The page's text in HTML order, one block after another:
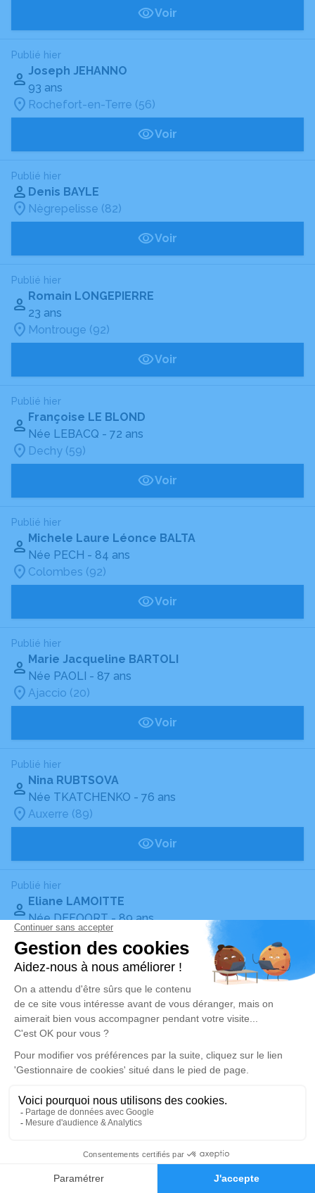
Voir
Publié hier
Joseph JEHANNO
93 ans
Rochefort-en-Terre (56)
Voir
Publié hier
Denis BAYLE
Nègrepelisse (82)
Voir
Publié hier
Romain LONGEPIERRE
23 ans
Montrouge (92)
Voir
Publié hier
Françoise LE BLOND
Née LEBACQ - 72 ans
Dechy (59)
Voir
Publié hier
Michele Laure Léonce BALTA
Née PECH - 84 ans
Colombes (92)
Voir
Publié hier
Marie Jacqueline BARTOLI
Née PAOLI - 87 ans
Ajaccio (20)
Voir
Publié hier
Nina RUBTSOVA
Née TKATCHENKO - 76 ans
Auxerre (89)
Voir
Publié hier
Eliane LAMOITTE
Née DEFOORT - 89 ans
Armentières (59)
Voir
Publié hier
Jacob Gaoussou CHERIF
12 ans
Lille (59)
Publié hier
Bar-le-Duc (55)